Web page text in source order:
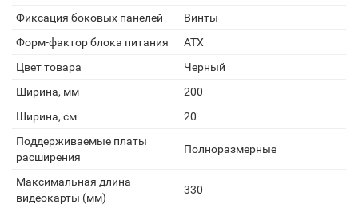
Фиксация боковых панелей
Винты
Форм-фактор блока питания
ATX
Цвет товара
Черный
Ширина, мм
200
Ширина, см
20
Поддерживаемые платы
расширения
Полноразмерные
Максимальная длина
видеокарты (мм)
330